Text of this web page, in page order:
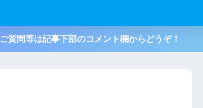
ご質問等は記事下部のコメント欄からどうぞ！